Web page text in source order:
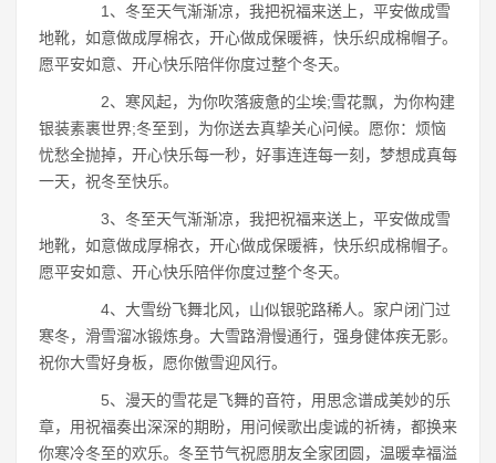
1、冬至天气渐渐凉，我把祝福来送上，平安做成雪
地靴，如意做成厚棉衣，开心做成保暖裤，快乐织成棉帽子。
愿平安如意、开心快乐陪伴你度过整个冬天。
2、寒风起，为你吹落疲惫的尘埃;雪花飘，为你构建
银装素裹世界;冬至到，为你送去真挚关心问候。愿你：烦恼
忧愁全抛掉，开心快乐每一秒，好事连连每一刻，梦想成真每
一天，祝冬至快乐。
3、冬至天气渐渐凉，我把祝福来送上，平安做成雪
地靴，如意做成厚棉衣，开心做成保暖裤，快乐织成棉帽子。
愿平安如意、开心快乐陪伴你度过整个冬天。
4、大雪纷飞舞北风，山似银驼路稀人。家户闭门过
寒冬，滑雪溜冰锻炼身。大雪路滑慢通行，强身健体疾无影。
祝你大雪好身板，愿你傲雪迎风行。
5、漫天的雪花是飞舞的音符，用思念谱成美妙的乐
章，用祝福奏出深深的期盼，用问候歌出虔诚的祈祷，都换来
你寒冷冬至的欢乐。冬至节气祝愿朋友全家团圆，温暖幸福溢